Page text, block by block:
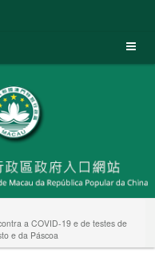
a COVID-19 e de testes de
e da Páscoa